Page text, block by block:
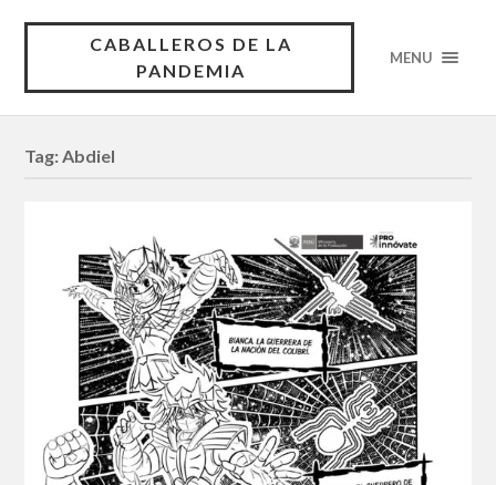
CABALLEROS DE LA
PANDEMIA
MENU
Tag:Abdiel